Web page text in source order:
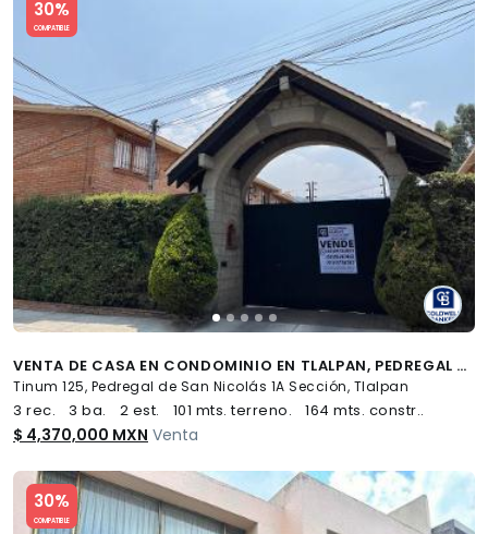
30%
COMPATIBLE
VENTA DE CASA EN CONDOMINIO EN TLALPAN, PEDREGAL DE SAN NICOLÁS 2A SECC.
Tinum 125, Pedregal de San Nicolás 1A Sección, Tlalpan
3 rec. 3 ba. 2 est. 101 mts. terreno. 164 mts. constr..
$ 4,370,000 MXN Venta
30%
COMPATIBLE
Slide 1 of 5